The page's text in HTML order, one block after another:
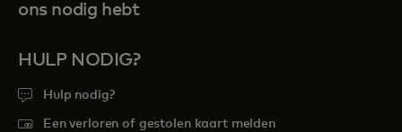
ons nodig hebt
HULP NODIG?
Hulp nodig?
Een verloren of gestolen kaart melden